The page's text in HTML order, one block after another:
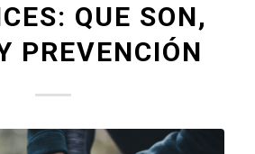
QUE SON,
PREVENCIÓN